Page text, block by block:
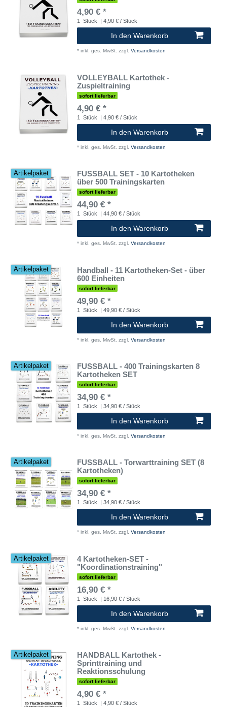
4,90 € *
1 Stück | 4,90 € / Stück
In den Warenkorb
* inkl. ges. MwSt. zzgl. Versandkosten
VOLLEYBALL Kartothek -
Zuspieltraining
sofort lieferbar
4,90 € *
1 Stück | 4,90 € / Stück
In den Warenkorb
* inkl. ges. MwSt. zzgl. Versandkosten
Artikelpaket
FUSSBALL SET - 10 Kartotheken
über 500 Trainingskarten
sofort lieferbar
44,90 € *
1 Stück | 44,90 € / Stück
In den Warenkorb
* inkl. ges. MwSt. zzgl. Versandkosten
Artikelpaket
Handball - 11 Kartotheken-Set - über
600 Einheiten
sofort lieferbar
49,90 € *
1 Stück | 49,90 € / Stück
In den Warenkorb
* inkl. ges. MwSt. zzgl. Versandkosten
Artikelpaket
FUSSBALL - 400 Trainingskarten 8
Kartotheken SET
sofort lieferbar
34,90 € *
1 Stück | 34,90 € / Stück
In den Warenkorb
* inkl. ges. MwSt. zzgl. Versandkosten
Artikelpaket
FUSSBALL - Torwarttraining SET (8
Kartotheken)
sofort lieferbar
34,90 € *
1 Stück | 34,90 € / Stück
In den Warenkorb
* inkl. ges. MwSt. zzgl. Versandkosten
Artikelpaket
4 Kartotheken-SET -
"Koordinationstraining"
sofort lieferbar
16,90 € *
1 Stück | 16,90 € / Stück
In den Warenkorb
* inkl. ges. MwSt. zzgl. Versandkosten
Artikelpaket
HANDBALL Kartothek -
Sprinttraining und
Reaktionsschulung
sofort lieferbar
4,90 € *
1 Stück | 4,90 € / Stück